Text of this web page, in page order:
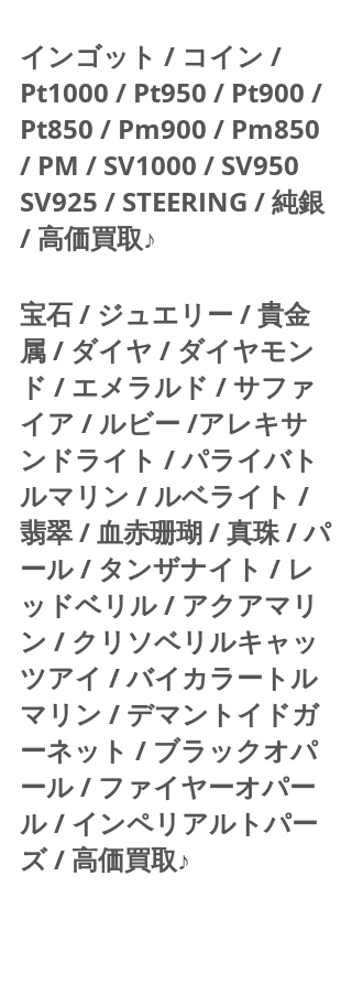
インゴット / コイン /
Pt1000 / Pt950 / Pt900 /
Pt850 / Pm900 / Pm850
/ PM / SV1000 / SV950
SV925 / STEERING / 純銀
/ 高価買取♪
宝石 / ジュエリー / 貴金
属 / ダイヤ / ダイヤモン
ド / エメラルド / サファ
イア / ルビー /アレキサ
ンドライト / パライバト
ルマリン / ルベライト /
翡翠 / 血赤珊瑚 / 真珠 / パ
ール / タンザナイト / レ
ッドベリル / アクアマリ
ン / クリソベリルキャッ
ツアイ / バイカラートル
マリン / デマントイドガ
ーネット / ブラックオパ
ール / ファイヤーオパー
ル / インペリアルトパー
ズ / 高価買取♪